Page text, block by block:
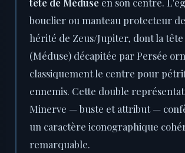
bouclier ou manteau protecteur de
hérité de Zeus/Jupiter, dont la
(Méduse) décapitée par Persée
classiquement le centre pour
ennemis. Cette double
Minerve — buste et attribut —
un caractère iconographique
remarquable.